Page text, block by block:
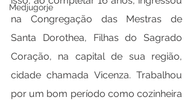
Medjugorje
na Congregação das Mestras de
Santa Dorothea, Filhas do Sagrado
Coração, na capital de sua região,
cidade chamada Vicenza. Trabalhou
por um bom período como cozinheira